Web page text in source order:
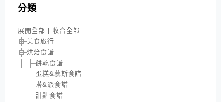
分類
展開全部
收合全部
美食旅行
烘焙食譜
餅乾食譜
蛋糕&慕斯食譜
塔&派食譜
甜點食譜